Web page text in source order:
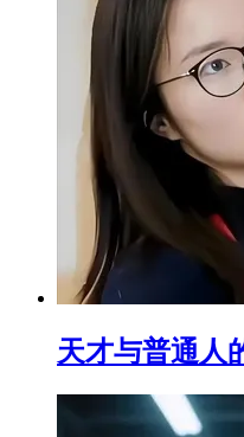
天才与普通人